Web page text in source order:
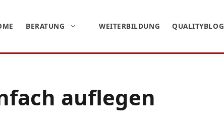
BERATUNG WEITERBILDUNG QUALITYBLOG
auflegen